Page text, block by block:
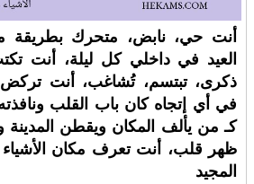
أنت حي، نابض، متحرك بطريقة
العيد في داخلي كل ليلة، أنت
ذكرى، تبتسم، تُشاغب، أنت تركض
في أي إتجاه كان باب القلب
كـ من يألف المكان ويقطن
ظهر قلب، أنت تعرف مكان
المجيد